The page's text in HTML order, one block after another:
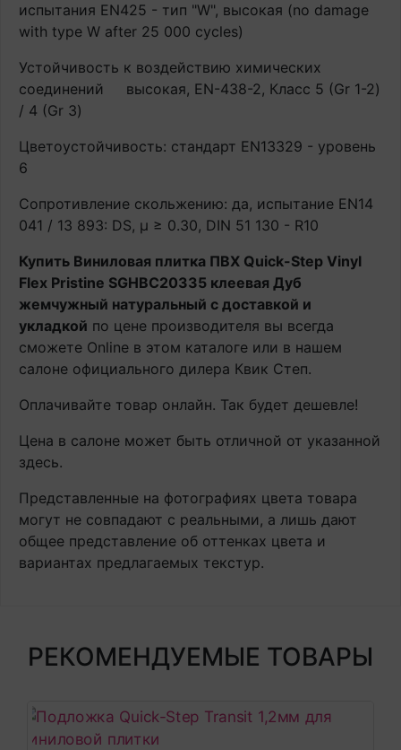
испытания EN425 - тип "W", высокая (no damage
with type W after 25 000 cycles)
Устойчивость к воздействию химических
соединений
высокая, EN-438-2, Класс 5 (Gr 1-2)
/ 4 (Gr 3)
Цветоустойчивость: стандарт EN13329 - уровень
6
Сопротивление скольжению: да, испытание EN14
041 / 13 893: DS, μ ≥ 0.30, DIN 51 130 - R10
Купить Виниловая плитка ПВХ Quick-Step Vinyl
Flex Pristine SGHBC20335 клеевая Дуб
жемчужный натуральный с доставкой и
укладкой по цене производителя вы всегда
сможете Online в этом каталоге или в нашем
салоне официального дилера Квик Степ.
Оплачивайте товар онлайн. Так будет дешевле!
Цена в салоне может быть отличной от указанной
здесь.
Представленные на фотографиях цвета товара
могут не совпадают с реальными, а лишь дают
общее представление об оттенках цвета и
вариантах предлагаемых текстур.
РЕКОМЕНДУЕМЫЕ ТОВАРЫ